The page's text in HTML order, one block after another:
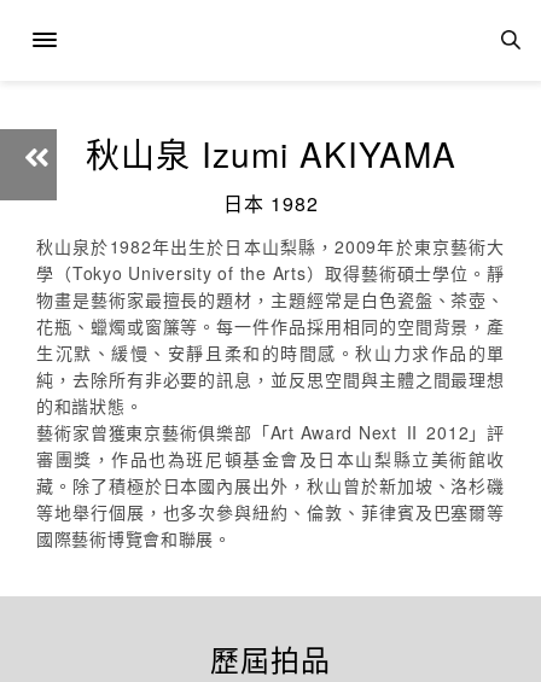
秋山泉 Izumi AKIYAMA
日本 1982
秋山泉於1982年出生於日本山梨縣，2009年於東京藝術大
學（Tokyo University of the Arts）取得藝術碩士學位。靜
物畫是藝術家最擅長的題材，主題經常是白色瓷盤、茶壺、
花瓶、蠟燭或窗簾等。每一件作品採用相同的空間背景，產
生沉默、緩慢、安靜且柔和的時間感。秋山力求作品的單
純，去除所有非必要的訊息，並反思空間與主體之間最理想
的和諧狀態。
藝術家曾獲東京藝術俱樂部「Art Award Next Ⅱ 2012」評
審團獎，作品也為班尼頓基金會及日本山梨縣立美術館收
藏。除了積極於日本國內展出外，秋山曾於新加坡、洛杉磯
等地舉行個展，也多次參與紐約、倫敦、菲律賓及巴塞爾等
國際藝術博覽會和聯展。
歷屆拍品